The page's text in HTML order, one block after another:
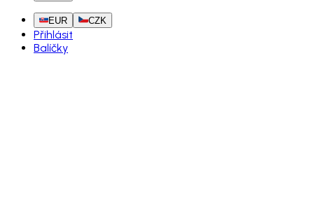
EUR CZK
Přihlásit
Balíčky